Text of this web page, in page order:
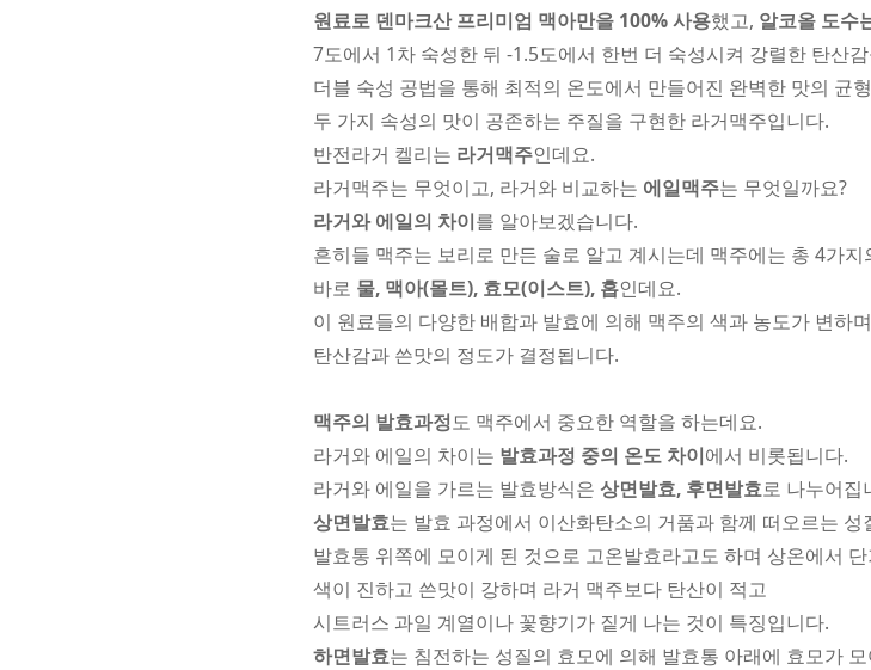
원료로 덴마크산 프리미엄 맥아만을 100% 사용했고, 알코올 도수
7도에서 1차 숙성한 뒤 -1.5도에서 한번 더 숙성시켜 강렬한 탄산
더블 숙성 공법을 통해 최적의 온도에서 만들어진 완벽한 맛의 균
두 가지 속성의 맛이 공존하는 주질을 구현한 라거맥주입니다.
반전라거 켈리는 라거맥주인데요.
라거맥주는 무엇이고, 라거와 비교하는 에일맥주는 무엇일까요?
라거와 에일의 차이를 알아보겠습니다.
흔히들 맥주는 보리로 만든 술로 알고 계시는데 맥주에는 총 4가
바로 물, 맥아(몰트), 효모(이스트), 홉인데요.
이 원료들의 다양한 배합과 발효에 의해 맥주의 색과 농도가 변하며
탄산감과 쓴맛의 정도가 결정됩니다.
맥주의 발효과정도 맥주에서 중요한 역할을 하는데요.
라거와 에일의 차이는 발효과정 중의 온도 차이에서 비롯됩니다.
라거와 에일을 가르는 발효방식은 상면발효, 후면발효로 나누어집
상면발효는 발효 과정에서 이산화탄소의 거품과 함께 떠오르는 성
발효통 위쪽에 모이게 된 것으로 고온발효라고도 하며 상온에서
색이 진하고 쓴맛이 강하며 라거 맥주보다 탄산이 적고
시트러스 과일 계열이나 꽃향기가 짙게 나는 것이 특징입니다.
하면발효는 침전하는 성질의 효모에 의해 발효통 아래에 효모가